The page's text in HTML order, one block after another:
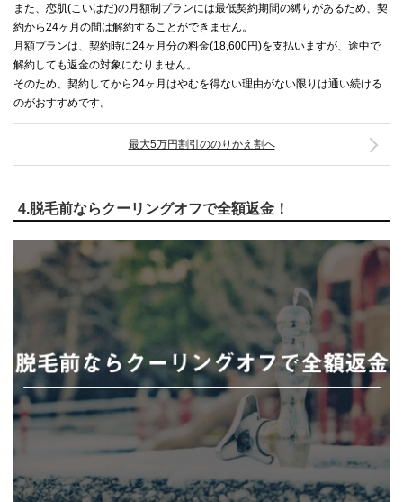
また、恋肌(こいはだ)の月額制プランには最低契約期間の縛りがあるため、契
約から24ヶ月の間は解約することができません。
月額プランは、契約時に24ヶ月分の料金(18,600円)を支払いますが、途中で
解約しても返金の対象になりません。
そのため、契約してから24ヶ月はやむを得ない理由がない限りは通い続ける
のがおすすめです。
最大5万円割引ののりかえ割へ
4.脱毛前ならクーリングオフで全額返金！